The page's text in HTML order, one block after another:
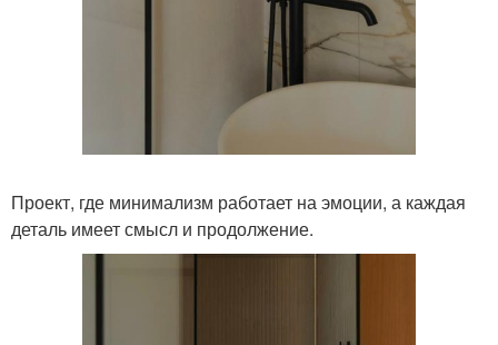
Проект, где минимализм работает на эмоции, а каждая
деталь имеет смысл и продолжение.